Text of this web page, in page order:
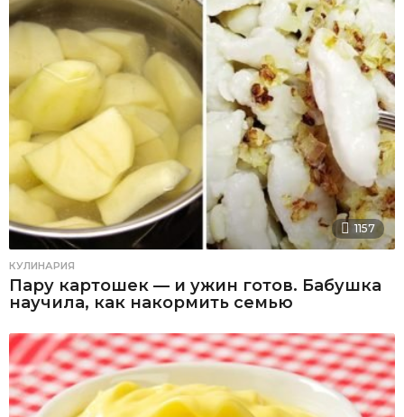
1157
КУЛИНАРИЯ
Пару картошек — и ужин готов. Бабушка
научила, как накормить семью